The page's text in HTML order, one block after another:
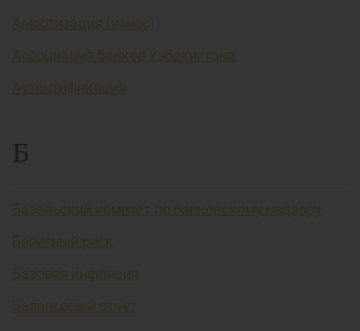
Амортизация (износ)
Ассоциация банков Узбекистана
Аутентификация
Б
Базельский комитет по банковскому надзору
Базисный риск
Базовая инфляция
Балансовый отчет